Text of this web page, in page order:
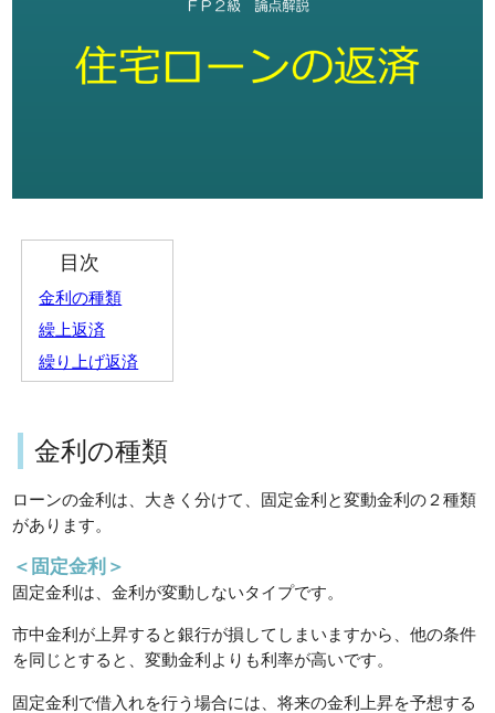
目次
金利の種類
繰上返済
繰り上げ返済
金利の種類
ローンの金利は、大きく分けて、固定金利と変動金利の２種類
があります。
＜固定金利＞
固定金利は、金利が変動しないタイプです。
市中金利が上昇すると銀行が損してしまいますから、他の条件
を同じとすると、変動金利よりも利率が高いです。
固定金利で借入れを行う場合には、将来の金利上昇を予想する